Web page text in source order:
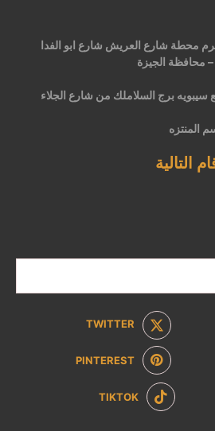
محطة شارع العريش شارع ابو الفدا
محافظة الجيزة
تقاطع سيبويه برج السلاملك من شارع الجلاء
المنتزه
التالية
TWITTER
PINTEREST
TIKTOK